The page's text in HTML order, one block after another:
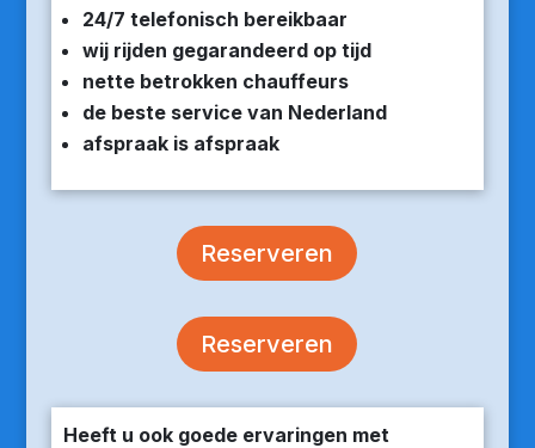
24/7 telefonisch bereikbaar
wij rijden gegarandeerd op tijd
nette betrokken chauffeurs
de beste service van Nederland
afspraak is afspraak
Reserveren
Reserveren
Heeft u ook goede ervaringen met